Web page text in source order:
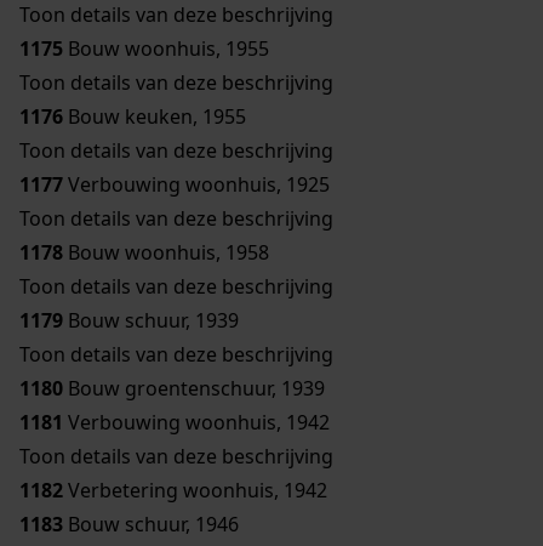
Toon details van deze beschrijving
1175 Bouw woonhuis, 1955
Toon details van deze beschrijving
1176 Bouw keuken, 1955
Toon details van deze beschrijving
1177Verbouwing woonhuis, 1925
Toon details van deze beschrijving
1178 Bouw woonhuis, 1958
Toon details van deze beschrijving
1179 Bouw schuur, 1939
Toon details van deze beschrijving
1180 Bouw groentenschuur, 1939
1181 Verbouwing woonhuis, 1942
Toon details van deze beschrijving
1182Verbetering woonhuis, 1942
1183 Bouw schuur, 1946